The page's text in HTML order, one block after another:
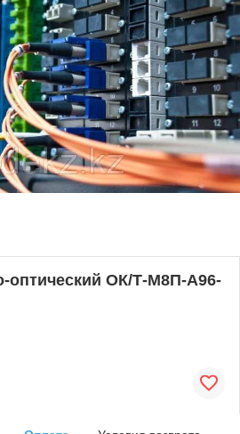
оптический ОК/Т-М8П-А96-